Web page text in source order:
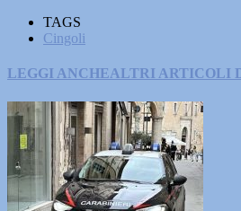
TAGS
Cingoli
LEGGI ANCHEALTRI ARTICOLI